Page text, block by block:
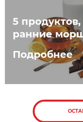
5
ранние
Подробнее